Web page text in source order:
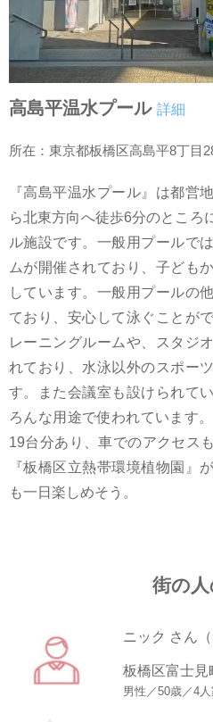
高島平温水プール 詳細
所在：東京都板橋区高島平8丁目
『高島平温水プール』は都営
ら北東方向へ徒歩6分のところ
ル施設です。一般用プールで
ムが開催されており、子ども
しています。一般用プールの
ており、安心して泳ぐことが
レーニングルームや、スタジ
れており、水泳以外のスポー
す。また会議室も設けられて
ろんな用途で使われています
19台分あり、車でのアクセス
『板橋区立熱帯環境植物園』
も一日楽しめそう。
街の
ニック さん
板橋区富士見
男性／50歳／4